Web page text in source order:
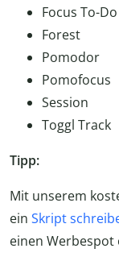
Focus To-Do
Forest
Pomodor
Pomofocus
Session
Toggl Track
Tipp:
Mit unserem
ein Skript
einen Werbespot